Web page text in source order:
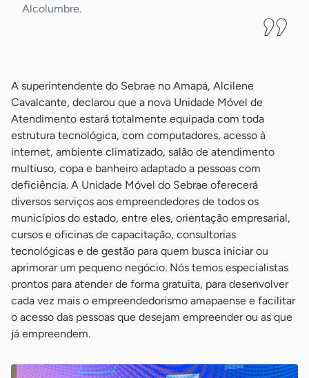
Alcolumbre.
A superintendente do Sebrae no Amapá, Alcilene
Cavalcante, declarou que a nova Unidade Móvel de
Atendimento estará totalmente equipada com toda
estrutura tecnológica, com computadores, acesso à
internet, ambiente climatizado, salão de atendimento
multiuso, copa e banheiro adaptado a pessoas com
deficiência. A Unidade Móvel do Sebrae oferecerá
diversos serviços aos empreendedores de todos os
municípios do estado, entre eles, orientação empresarial,
cursos e oficinas de capacitação, consultorias
tecnológicas e de gestão para quem busca iniciar ou
aprimorar um pequeno negócio. Nós temos especialistas
prontos para atender de forma gratuita, para desenvolver
cada vez mais o empreendedorismo amapaense e facilitar
o acesso das pessoas que desejam empreender ou as que
já empreendem.